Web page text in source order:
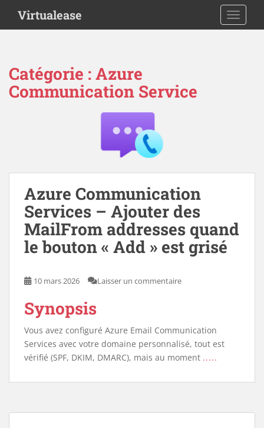
i
Virtualease
Catégorie :Azure
Communication Service
Azure Communication
Services – Ajouter des
MailFrom addresses quand
le bouton « Add » est grisé
10 mars 2026 Laisser un commentaire
Synopsis
Vous avez configuré Azure Email Communication
Services avec votre domaine personnalisé, tout est
vérifié (SPF, DKIM, DMARC), mais au moment .....